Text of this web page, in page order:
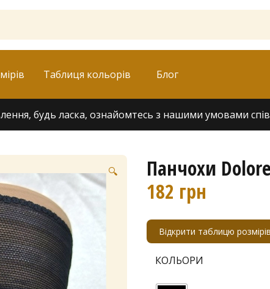
Таблиця кольорів Блог
будь ласка, ознайомтесь з нашими умовами
🔍
Панчохи
182 грн
Відкрити таблицю
КОЛЬОРИ